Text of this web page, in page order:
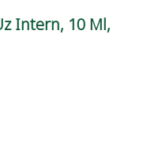
Intern, 10 Ml,